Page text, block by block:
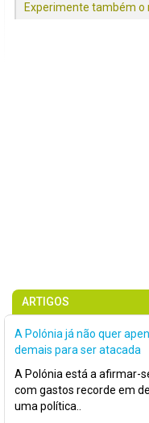
Experimente também o
ARTIGOS
A Polónia já não quer
demais para ser atacada
A Polónia está a afirmar-
com gastos recorde em
uma política..